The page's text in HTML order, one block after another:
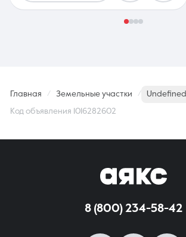
Главная Земельные участки Undefined
Код объявления 1016282602
8 (800) 234-58-42